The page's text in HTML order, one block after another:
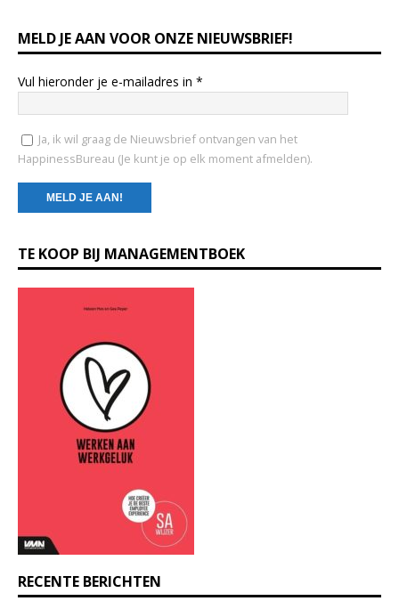
MELD JE AAN VOOR ONZE NIEUWSBRIEF!
Vul hieronder je e-mailadres in *
Ja, ik wil graag de Nieuwsbrief ontvangen van het
HappinessBureau (Je kunt je op elk moment afmelden).
o
n
.
TE KOOP BIJ MANAGEMENTBOEK
RECENTE BERICHTEN